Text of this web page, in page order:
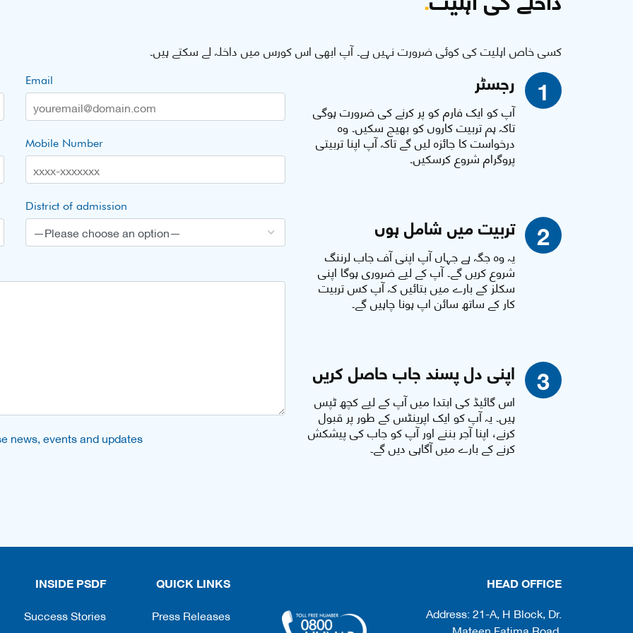
کسی خاص اہلیت کی کوئی ضرورت نہیں ہے۔ آپ ابھی اس کورس میں داخلہ لے سکتے ہیں۔
1 رجسٹر
آپ کو ایک فارم کو پر کرنے کی ضرورت ہوگی
تاکہ ہم تربیت کاروں کو بھیج سکیں۔ وہ
درخواست کا جائزہ لیں گے تاکہ آپ اپنا تربیتی
پروگرام شروع کرسکیں۔
2 تربیت میں شامل ہوں
یہ وہ جگہ ہے جہاں آپ اپنی آف جاب لرننگ
شروع کریں گے۔ آپ کے لیے ضروری ہوگا اپنی
سکلز کے بارے میں بتائیں کہ آپ کس تربیت
کار کے ساتھ سائن اپ ہونا چاہیں گے۔
3 اپنی دل پسند جاب حاصل کریں
اس گائیڈ کی ابتدا میں آپ کے لیے کچھ ٹپس
ہیں۔ یہ آپ کو ایک اپرینٹس کے طور پر قبول
کرنے، اپنا آجر بننے اور آپ کو جاب کی پیشکش
کرنے کے بارے میں آگاہی دیں گے۔
Email
Mobile Number
District of admission
news, events and updates
HEAD OFFICE
Address: 21-A, H Block, Dr.
QUICK LINKS
Press Releases
INSIDE PSDF
Success Stories